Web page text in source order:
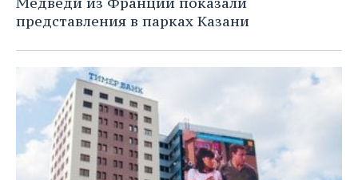
представления в парках Казани